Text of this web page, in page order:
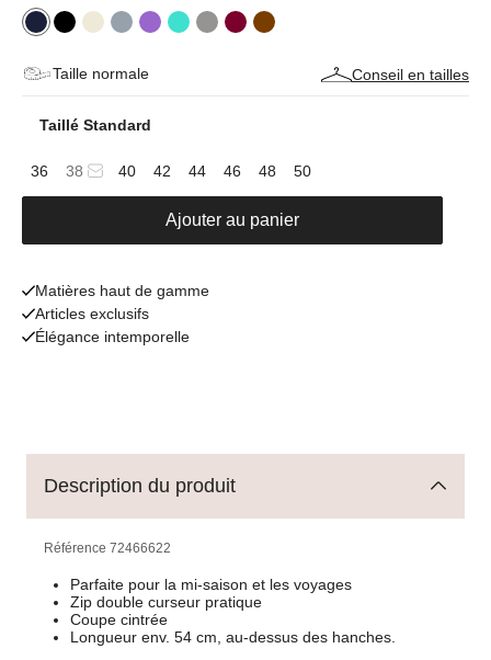
Taille normale Conseil en tailles
Taillé Standard
36 38 40 42 44 46 48 50
Ajouter au panier
Matières haut de gamme
Articles exclusifs
Élégance intemporelle
Description du produit
Référence 72466622
Parfaite pour la mi-saison et les voyages
Zip double curseur pratique
Coupe cintrée
Longueur env. 54 cm, au-dessus des hanches.